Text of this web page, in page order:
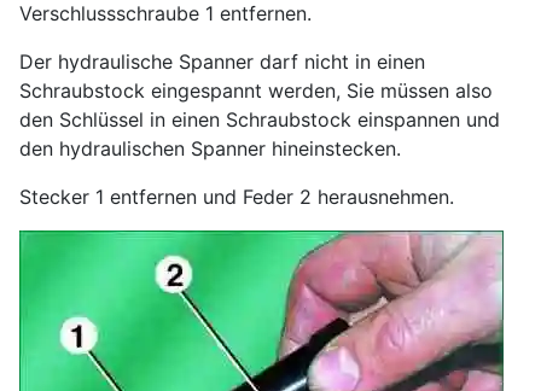
Verschlussschraube 1 entfernen.
Der hydraulische Spanner darf nicht in einen
Schraubstock eingespannt werden, Sie müssen also
den Schlüssel in einen Schraubstock einspannen und
den hydraulischen Spanner hineinstecken.
Stecker 1 entfernen und Feder 2 herausnehmen.